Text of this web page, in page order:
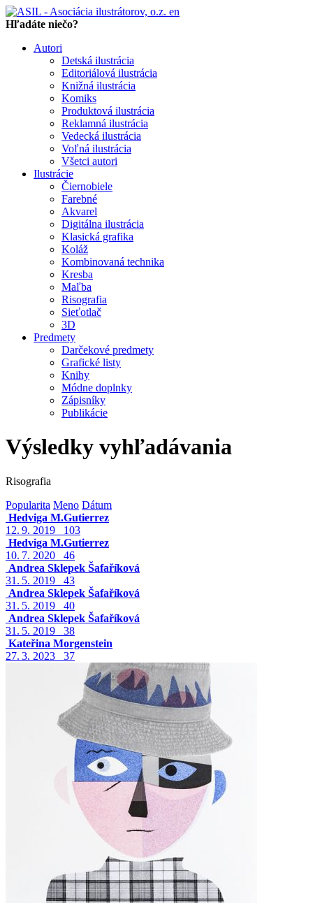
en
Hľadáte niečo?
Autori
Detská ilustrácia
Editoriálová ilustrácia
Knižná ilustrácia
Komiks
Produktová ilustrácia
Reklamná ilustrácia
Vedecká ilustrácia
Voľná ilustrácia
Všetci autori
Ilustrácie
Čiernobiele
Farebné
Akvarel
Digitálna ilustrácia
Klasická grafika
Koláž
Kombinovaná technika
Kresba
Maľba
Risografia
Sieťotlač
3D
Predmety
Darčekové predmety
Grafické listy
Knihy
Módne doplnky
Zápisníky
Publikácie
Výsledky vyhľadávania
Risografia
Popularita Meno Dátum
Hedviga M.Gutierrez
12. 9. 2019
103
Hedviga M.Gutierrez
10. 7. 2020
46
Andrea Sklepek Šafaříková
31. 5. 2019
43
Andrea Sklepek Šafaříková
31. 5. 2019
40
Andrea Sklepek Šafaříková
31. 5. 2019
38
Kateřina Morgenstein
27. 3. 2023
37